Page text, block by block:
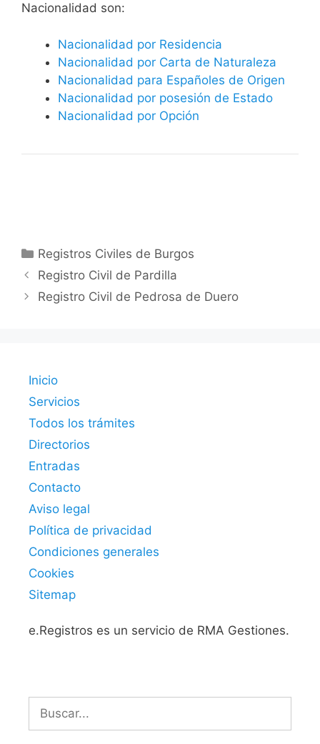
Nacionalidad son:
Nacionalidad por Residencia
Nacionalidad por Carta de Naturaleza
Nacionalidad para Españoles de Origen
Nacionalidad por posesión de Estado
Nacionalidad por Opción
Categorías
Registros Civiles de Burgos
Registro Civil de Pardilla
Registro Civil de Pedrosa de Duero
Inicio
Servicios
Todos los trámites
Directorios
Entradas
Contacto
Aviso legal
Política de privacidad
Condiciones generales
Cookies
Sitemap
e.Registros es un servicio de RMA Gestiones.
Buscar: